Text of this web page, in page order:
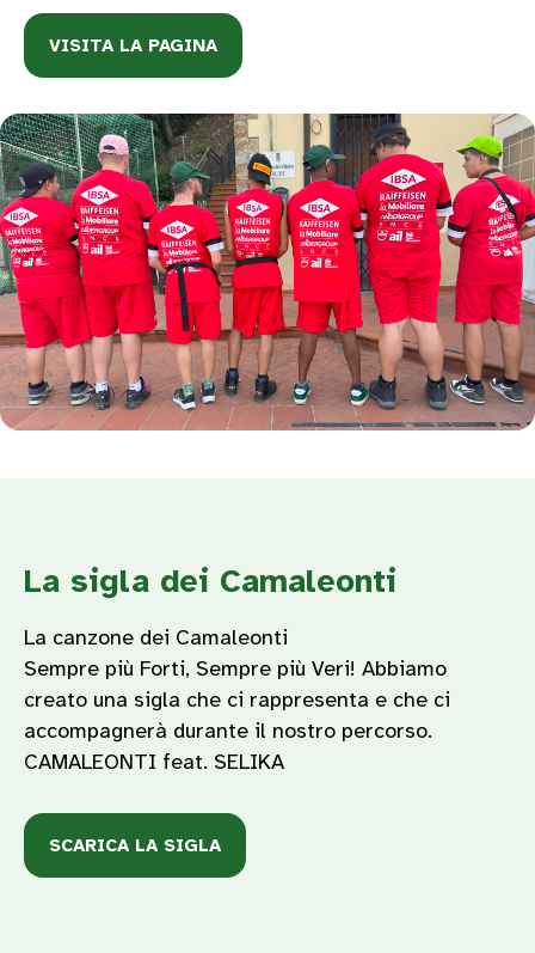
VISITA LA PAGINA
La sigla dei Camaleonti
La canzone dei Camaleonti
Sempre più Forti, Sempre più Veri! Abbiamo
creato una sigla che ci rappresenta e che ci
accompagnerà durante il nostro percorso.
CAMALEONTI feat. SELIKA
SCARICA LA SIGLA